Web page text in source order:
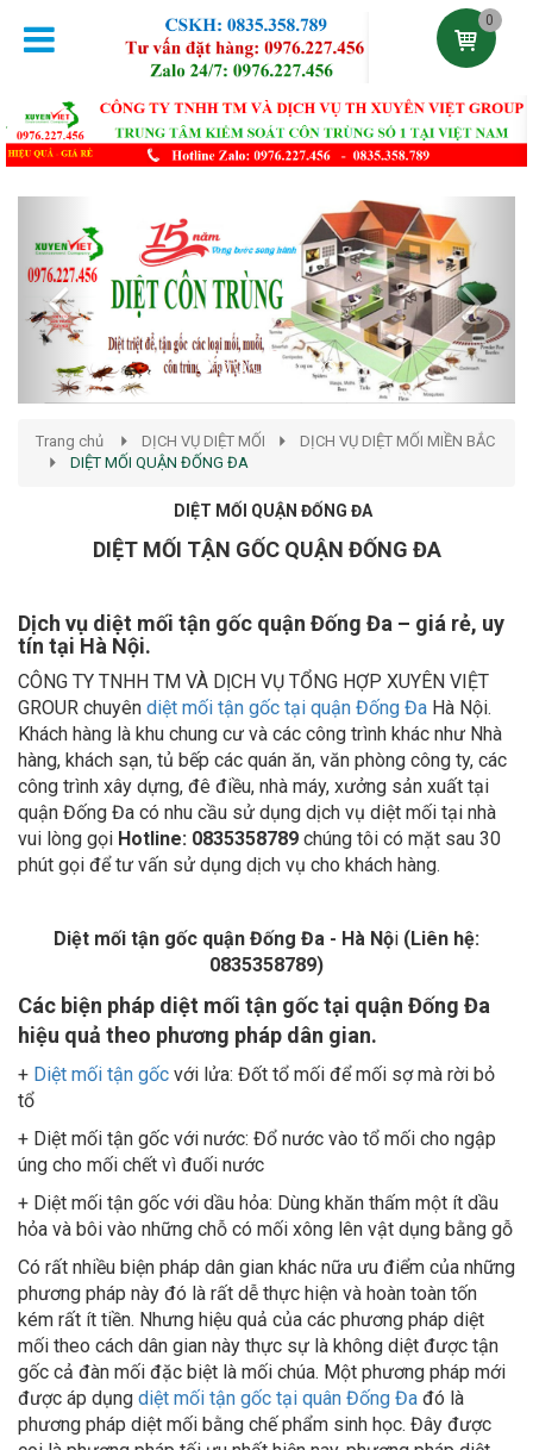
0
DỊCH VỤ DIỆT MỐI
DỊCH VỤ DIỆT MỐI MIỀN BẮC
DIỆT MỐI QUẬN ĐỐNG ĐA
DIỆT MỐI QUẬN ĐỐNG ĐA
DIỆT MỐI TẬN GỐC QUẬN ĐỐNG ĐA
Dịch vụ diệt mối tận gốc quận Đống Đa – giá rẻ, uy
tín tại Hà Nội.
CÔNG TY TNHH TM VÀ DỊCH VỤ TỔNG HỢP XUYÊN VIỆT
GROUR chuyêndiệt mối tận gốc tại quận Đống ĐaHà Nội.
Khách hàng là khu chung cư và các công trình khác như Nhà
hàng, khách sạn, tủ bếp các quán ăn, văn phòng công ty, các
công trình xây dựng, đê điều, nhà máy, xưởng sản xuất tại
quận Đống Đa có nhu cầu sử dụng dịch vụ diệt mối tại nhà
vui lòng gọiHotline: 0835358789 chúng tôi có mặt sau 30
phút gọi để tư vấn sử dụng dịch vụ cho khách hàng.
Diệt mối tận gốc quận Đống Đa - Hà Nộ i (Liên hệ:
0835358789)
Các biện pháp diệt mối tận gốc tại quận Đống Đa
hiệu quả theo phương pháp dân gian.
Diệt mối tận gốc
với lửa: Đốt tổ mối để mối sợ mà rời bỏ
tổ
+ Diệt mối tận gốc với nước: Đổ nước vào tổ mối cho ngập
úng cho mối chết vì đuối nước
+ Diệt mối tận gốc với dầu hỏa: Dùng khăn thấm một ít dầu
hỏa và bôi vào những chỗ có mối xông lên vật dụng bằng gỗ
Có rất nhiều biện pháp dân gian khác nữa
ưu điểm của những
phương pháp này đó là rất dễ thực hiện và hoàn toàn tốn
kém rất ít tiền. Nhưng hiệu quả của các phương pháp diệt
mối theo cách dân gian này thực sự là không diệt được tận
gốc cả đàn mối đặc biệt là mối chúa. Một phương pháp mới
được áp dụngdiệt mối tận gốc tại quân Đống Đađó là
phương pháp diệt mối bằng chế phẩm sinh học. Đây được
coi là phương pháp tối ưu nhất hiện nay, phương pháp diệt